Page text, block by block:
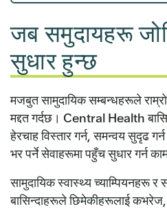
जब समुदायहरू
सुधार हुन्छ
मजबुत सामुदायिक सम्बन्धहरूले राम्रो
मद्दत गर्दछ। Central Health
हेरचाह विस्तार गर्न, समन्वय सुदृढ
भर पर्ने सेवाहरूमा पहुँच सुधार गर्न
सामुदायिक स्वास्थ्य च्याम्पियनहरू र
बासिन्दाहरूले छिमेकीहरूलाई